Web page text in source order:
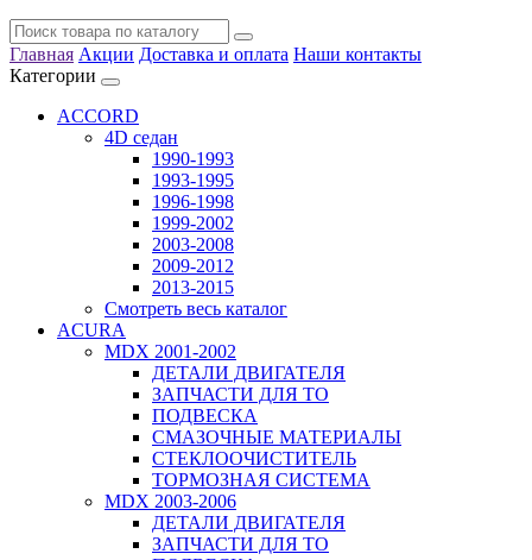
Главная Акции Доставка и оплата Наши контакты
Категории
ACCORD
4D седан
1990-1993
1993-1995
1996-1998
1999-2002
2003-2008
2009-2012
2013-2015
Смотреть весь каталог
ACURA
MDX 2001-2002
ДЕТАЛИ ДВИГАТЕЛЯ
ЗАПЧАСТИ ДЛЯ ТО
ПОДВЕСКА
СМАЗОЧНЫЕ МАТЕРИАЛЫ
СТЕКЛООЧИСТИТЕЛЬ
ТОРМОЗНАЯ СИСТЕМА
MDX 2003-2006
ДЕТАЛИ ДВИГАТЕЛЯ
ЗАПЧАСТИ ДЛЯ ТО